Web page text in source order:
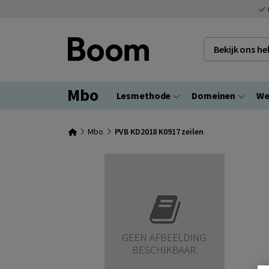
Bekijk ons
Mbo Lesmethode Domeinen
Mbo PVB KD2018 K0917 zeilen